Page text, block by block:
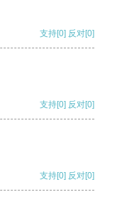
支持[0] 反对[0]
支持[0] 反对[0]
支持[0] 反对[0]